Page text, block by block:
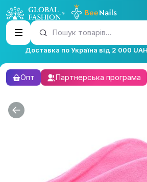
Пошук товарів...
Доставка по Україна від 2 000
Опт Партнерська програма